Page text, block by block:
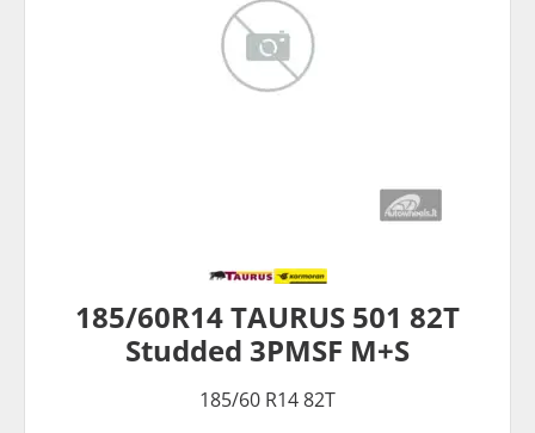
185/60R14 TAURUS 501 82T
Studded 3PMSF M+S
185/60 R14 82T